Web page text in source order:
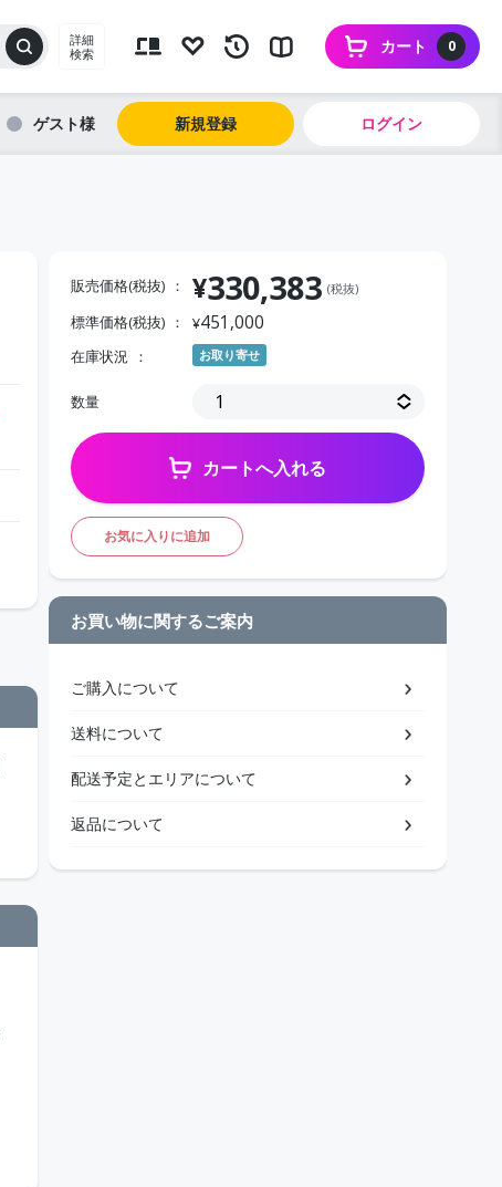
詳細
検索
0
カート
ゲスト 新規登録 ログイン
販売価格(税抜) ¥330,383 (税抜)
標準価格(税抜) ¥451,000
在庫状況 お取り寄せ
数量
カートへ入れる
お気に入りに追加
お買い物に関するご案内
ご購入について
送料について
配送予定とエリアについて
返品について